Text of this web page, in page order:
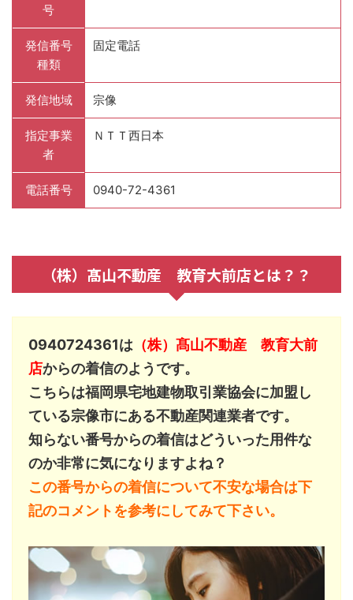
号
発信番号
種類
固定電話
発信地域 宗像
指定事業
者
ＮＴＴ西日本
電話番号 0940-72-4361
（株）髙山不動産 教育大前店とは？？
0940724361は （株）髙山不動産 教育大前
店からの着信のようです。
こちらは福岡県宅地建物取引業協会に加盟し
ている宗像市にある不動産関連業者です。
知らない番号からの着信はどういった用件な
のか非常に気になりますよね？
この番号からの着信について不安な場合は下
記のコメントを参考にしてみて下さい。